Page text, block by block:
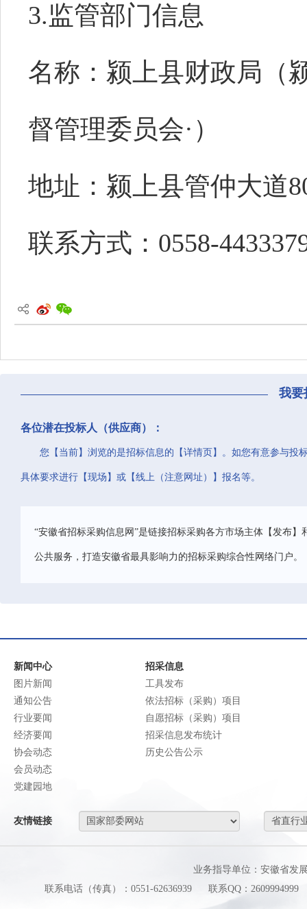
3.监管部门信息
名称：颍上县财政局（
督管理委员会·）
地址：颍上县管仲大道
联系方式： 0558-
我要
各位潜在投标人（供应商）：
您【当前】浏览的是招标信息的【详情页】。如您有意参与投
具体要求进行【现场】或【线上（注意网址）】报名等。
“安徽省招标采购信息网”是链接招标采购各方市场主体【发布
公共服务，打造安徽省最具影响力的招标采购综合性网络门户。
新闻中心
图片新闻
通知公告
行业要闻
经济要闻
协会动态
会员动态
党建园地
招采信息
工具发布
依法招标（采购）项目
自愿招标（采购）项目
招采信息发布统计
历史公告公示
友情链接
业务指导单位：安徽省发
联系电话（传真）：0551-62636939
联系QQ：2609994999